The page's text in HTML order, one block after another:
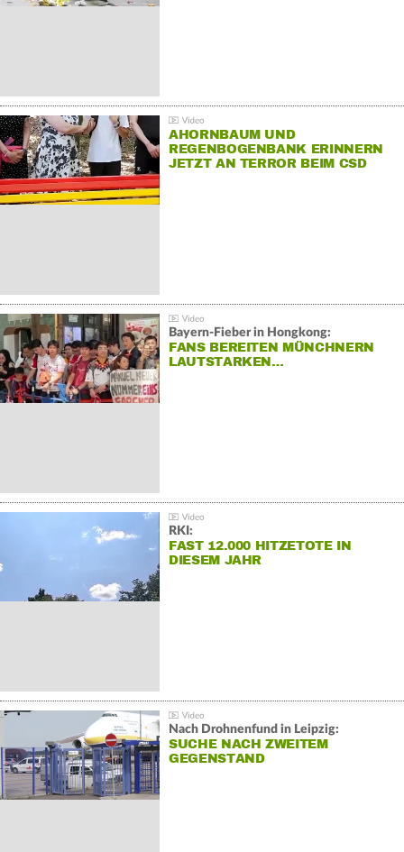
AHORNBAUM UND
REGENBOGENBANK ERINNERN
JETZT AN TERROR BEIM CSD
Bayern-Fieber in Hongkong:
FANS BEREITEN MÜNCHNERN
LAUTSTARKEN…
RKI:
FAST 12.000 HITZETOTE IN
DIESEM JAHR
Nach Drohnenfund in Leipzig:
SUCHE NACH ZWEITEM
GEGENSTAND